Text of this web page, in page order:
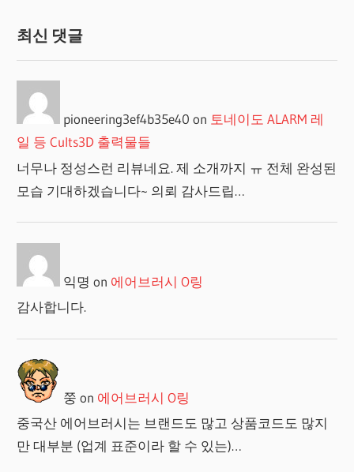
최신 댓글
pioneering3ef4b35e40 on 토네이도 ALARM 레
일 등 Cults3D 출력물들
너무나 정성스런 리뷰네요. 제 소개까지 ㅠ 전체 완성된
모습 기대하겠습니다~ 의뢰 감사드립…
익명 on 에어브러시 O링
감사합니다.
쭝 on 에어브러시 O링
중국산 에어브러시는 브랜드도 많고 상품코드도 많지
만 대부분 (업계 표준이라 할 수 있는)…